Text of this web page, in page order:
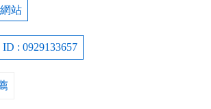
站
: 0929133657